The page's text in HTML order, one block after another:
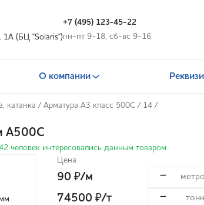
1А (БЦ "Solaris")
+7 (495) 123-45-22
пн-пт 9-18, сб-вс 9-16
О компании
катанка / Арматура А3 класс 500С / 14 /
А500С
человек интересовались данным товаром
Цена
90 ₽/м
74500 ₽/т